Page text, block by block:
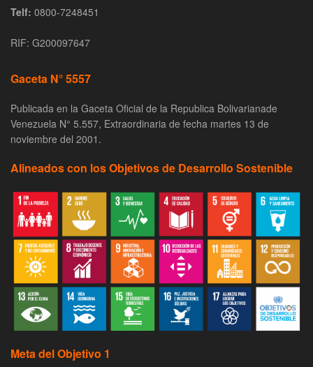
Telf: 0800-7248451
RIF: G200097647
Gaceta N° 5557
Publicada en la Gaceta Oficial de la Republica Bolivarianade
Venezuela N° 5.557, Extraordinaria de fecha martes 13 de
noviembre del 2001.
Alineados con los Objetivos de Desarrollo Sostenible
Meta del Objetivo 1